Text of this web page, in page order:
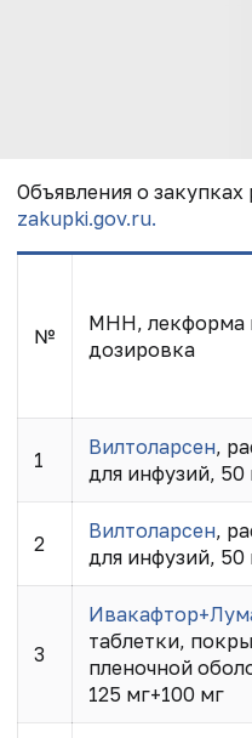
Объявления о
zakupki.gov.ru.
№
МНН, лекформа
дозировка
1
Вилтоларсен,
для инфузий,
2
Вилтоларсен,
для инфузий,
3
таблетки,
пленочной
125 мг+100 мг